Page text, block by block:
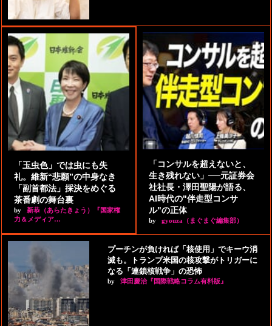
「玉虫色」では虫にも失
礼。維新“悲願”の中身なき
「副首都法」採決をめぐる
茶番劇の舞台裏
by
新恭（あらたきょう）『国家権
力＆メディア…
「コンサルを超えないと、
生き残れない」──元証券会
社社長・澤田聖陽が語る、
AI時代の"伴走型コンサ
ル"の正体
by gyouza（まぐまぐ編集部）
プーチンが負ければ「核使用」でキーウ消
滅も。トランプ米国の核攻撃がトリガーに
なる「連鎖核戦争」の恐怖
by 津田慶治『国際戦略コラム有料版』